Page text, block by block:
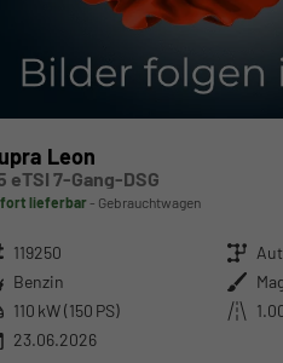
Leon
eTSI 7-Gang-DSG
lieferbar Gebrauchtwagen
119250 Getriebe
Benzin Außenfarbe
110 kW (150 PS) Kilometerstand
23.06.2026